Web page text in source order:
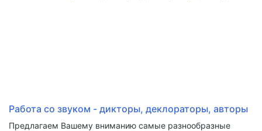
Работа со звуком - дикторы, деклораторы, авторы
Предлагаем Вашему вниманию самые разнообразные